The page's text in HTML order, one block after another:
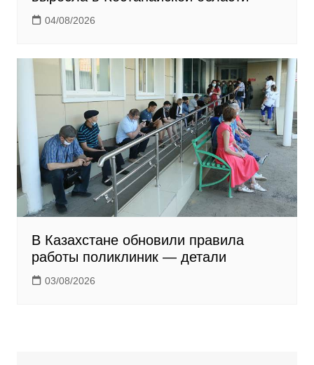
04/08/2026
В Казахстане обновили правила
работы поликлиник — детали
03/08/2026